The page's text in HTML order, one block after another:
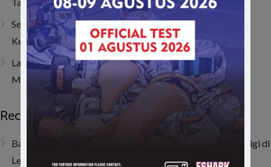
Sempat Tembus Tiga Besar, Kendala Engine Bikin Gio
Kehilangan Momentum di Lenka Junior Cup Prix 2026
Last Corner Overtake! Muhammad FA Wibowo Kibarkan
Merah Putih di Italia
Recent Posts
Baru Dua Bulan Berlatih, Raja Athalla Khair Mulai Unjuk Gigi di
Lenka Junior Cup Prix 2026